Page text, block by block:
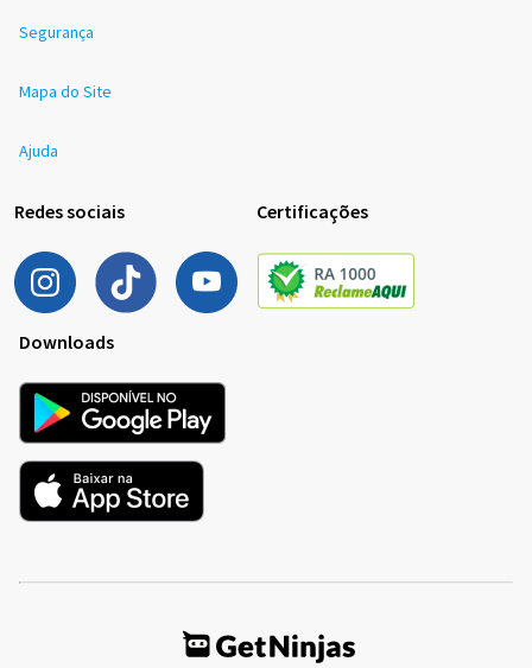
Segurança
Mapa do Site
Ajuda
Redes sociais Certificações
Downloads